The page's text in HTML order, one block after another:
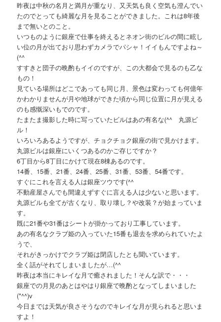
昨夜は中秋の名月と満月が重なり、又天気も良く空気も澄んでい
たのでとっても綺麗な月を見ることができました。これは8年後
まで無いとのこと。
いつものように銀座で仕事を終えるとネオン街のビルの間に眩し
い位の月が出ており思わずカメラでパシャ！イイもんですよね～
(^^ゞ
すすきと団子の晩酌もイイのですが、この大都会で見るのも乙な
もの！
見ている場所はどこであっても同じ月、景色は変わっても何億年
かわかりませんが月や地球ができた頃から同じ位置に月が見える
のも感慨深いもでのです。
たまたま撮影した時に写っていたビルはあの有名な(^^ゞ丸源ビ
ル！
いろいろあるようですが、チョクチョク銀座の街で見かけます。
丸源ビルは銀座にいくつあるのかご存じですか？
6丁目から8丁目にかけて現在8棟あるのです。
14番、15番、21番、24番、25番、31番、53番、54番です。
すぐにこれを言える人は銀座ツウです(^^ゞ
不動産屋さんでも間違えずすぐに言える人は少ないと思います。
丸源ビルも全てが古くなり、取り壊し？や改装？が始まっていま
す。
既に21番や31番はシートが掛かっており工事しています。
あの有名なクラブ姫の入っていた15番も退去を求められていたよ
うで、
それがきっかけでクラブ姫は閉店したとも聞いています。
全く話がそれてしまいましたが…(^^ゞ
昨夜は本当にキレイな月で癒されました！そんな訳で・・・
銀座での月見のあとはやはり銀座で晩酌となってしまいました
(*^^)v
今日までは天気が良さそうなのでキレイな月が見られると思いま
すよ！